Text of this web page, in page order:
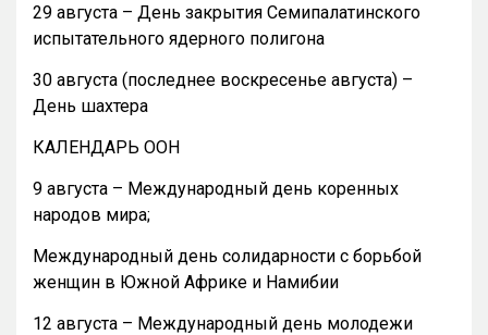
29 августа – День закрытия Семипалатинского
испытательного ядерного полигона
30 августа (последнее воскресенье августа) –
День шахтера
КАЛЕНДАРЬ ООН
9 августа – Международный день коренных
народов мира;
Международный день солидарности с борьбой
женщин в Южной Африке и Намибии
12 августа – Международный день молодежи